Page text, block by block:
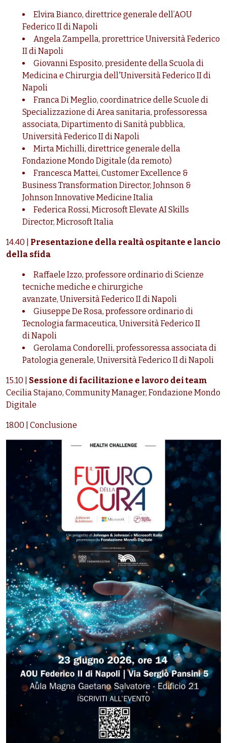
Elvira Bianco, direttrice generale dell’AOU
Federico II di Napoli
Angela Zampella, prorettrice Università Federico
II di Napoli
Giovanni Esposito, presidente della Scuola di
Medicina e Chirurgia dell'Università Federico II di
Napoli
Franca Di Meglio, coordinatrice delle Scuole di
Specializzazione di Area sanitaria, professoressa
associata, Dipartimento di Sanità pubblica,
Università Federico II di Napoli
Mirta Michilli, direttrice generale della
Fondazione Mondo Digitale (da remoto)
Francesca Mattei, Customer Excellence &
Business Transformation Director, Johnson &
Johnson Innovative Medicine Italia
Federica Rossi, Microsoft Elevate AI Skills
Director, Microsoft Italia
14.40 | Presentazione della realtà ospitante e lancio
della sfida
Raffaele Izzo, professore ordinario di Scienze
tecniche mediche e chirurgiche
avanzate, Università Federico II diNapoli
Giuseppe De Rosa, professore ordinario di
Tecnologia farmaceutica, Università Federico II
diNapoli
Gerolama Condorelli, professoressa associata di
Patologia generale, Università Federico II diNapoli
15.10 | Sessione di facilitazione e lavoro dei team
Cecilia Stajano, Community Manager, Fondazione Mondo
Digitale
18.00 | Conclusione